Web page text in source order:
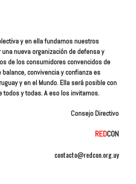
y en ella fundamos nuestros
nueva organización de defensa y
de los consumidores convencidos de
convivencia y confianza es
y en el Mundo. Ella será posible con
todos y todas. A eso los invitamos.
Consejo Directivo
REDCON
contacto@redcon.org.uy